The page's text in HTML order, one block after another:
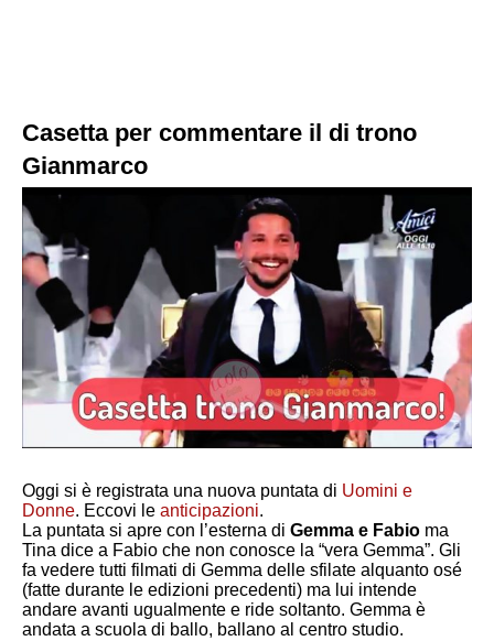
Casetta per commentare il di trono
Gianmarco
Oggi si è registrata una nuova puntata di Uomini e
Donne. Eccovi le anticipazioni.
La puntata si apre con l’esterna di Gemma e Fabio ma
Tina dice a Fabio che non conosce la “vera Gemma”. Gli
fa vedere tutti filmati di Gemma delle sfilate alquanto osé
(fatte durante le edizioni precedenti) ma lui intende
andare avanti ugualmente e ride soltanto. Gemma è
andata a scuola di ballo, ballano al centro studio.